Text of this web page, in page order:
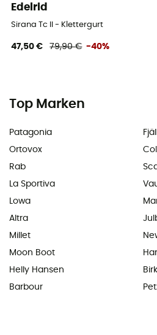
Edelrid
Sirana Tc II - Klettergurt
47,50 € 79,90 € -40%
Top Marken
Patagonia
Ortovox
Rab
La Sportiva
Lowa
Altra
Millet
Moon Boot
Helly Hansen
Barbour